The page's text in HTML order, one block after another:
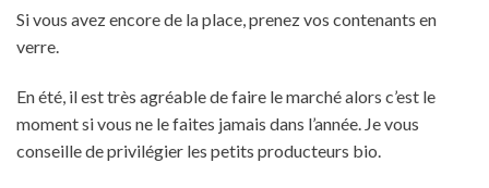
Si vous avez encore de la place, prenez vos contenants en
verre.
En été, il est très agréable de faire le marché alors c’est le
moment si vous ne le faites jamais dans l’année. Je vous
conseille de privilégier les petits producteurs bio.